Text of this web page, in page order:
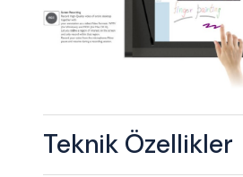
Teknik Özellikler